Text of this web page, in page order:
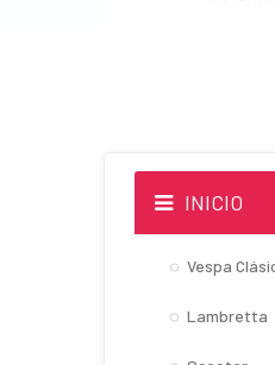
INICIO
Vespa
Lambretta